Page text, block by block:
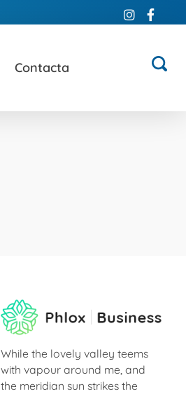
Contacta
While the lovely valley teems
with vapour around me, and
the meridian sun strikes the